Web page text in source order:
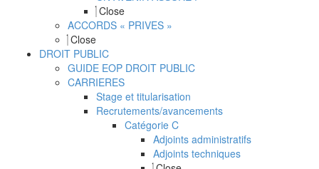
Close
ACCORDS « PRIVES »
Close
DROIT PUBLIC
GUIDE EOP DROIT PUBLIC
CARRIERES
Stage et titularisation
Recrutements/avancements
Catégorie C
Adjoints administratifs
Adjoints techniques